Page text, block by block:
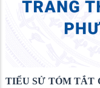
TIỂU SỬ TÓM TẮT